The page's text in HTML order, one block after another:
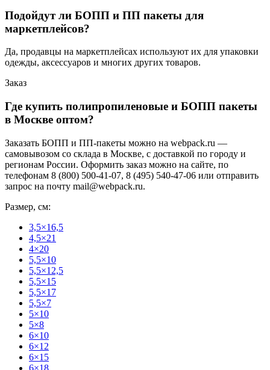
Подойдут ли БОПП и ПП пакеты для
маркетплейсов?
Да, продавцы на маркетплейсах используют их для упаковки
одежды, аксессуаров и многих других товаров.
Заказ
Где купить полипропиленовые и БОПП пакеты
в Москве оптом?
Заказать БОПП и ПП-пакеты можно на webpack.ru —
самовывозом со склада в Москве, с доставкой по городу и
регионам России. Оформить заказ можно на сайте, по
телефонам 8 (800) 500-41-07, 8 (495) 540-47-06 или отправить
запрос на почту mail@webpack.ru.
Размер, см:
3,5×16,5
4,5×21
4×20
5,5×10
5,5×12,5
5,5×15
5,5×17
5,5×7
5×10
5×8
6×10
6×12
6×15
6×18